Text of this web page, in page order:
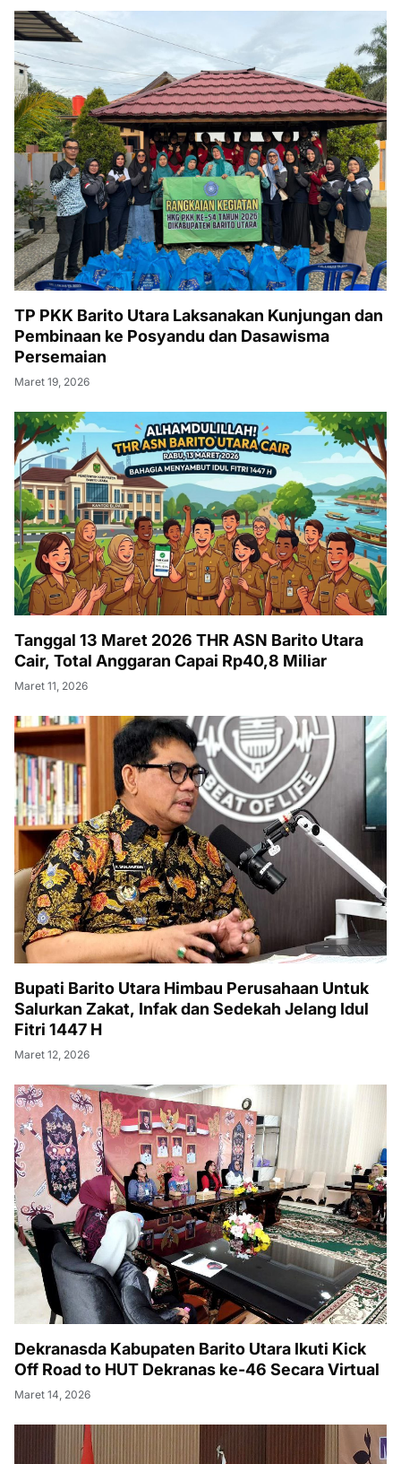
TP PKK Barito Utara Laksanakan Kunjungan dan
Pembinaan ke Posyandu dan Dasawisma
Persemaian
Maret 19, 2026
Tanggal 13 Maret 2026 THR ASN Barito Utara
Cair, Total Anggaran Capai Rp40,8 Miliar
Maret 11, 2026
Bupati Barito Utara Himbau Perusahaan Untuk
Salurkan Zakat, Infak dan Sedekah Jelang Idul
Fitri 1447 H
Maret 12, 2026
Dekranasda Kabupaten Barito Utara Ikuti Kick
Off Road to HUT Dekranas ke-46 Secara Virtual
Maret 14, 2026